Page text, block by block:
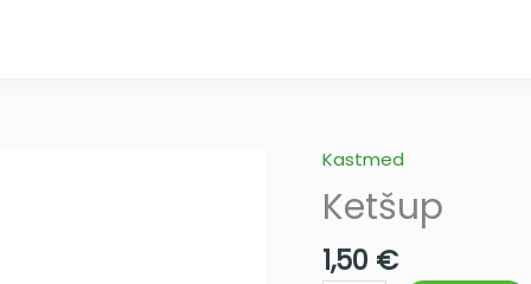
Kastmed
Ketšup
1,50 €
Ketšup
kogus